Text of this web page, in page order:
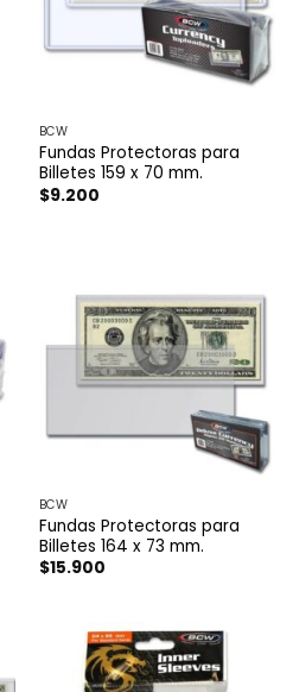
BCW
Fundas Protectoras para
Billetes 159 x 70 mm.
$9.200
BCW
Fundas Protectoras para
Billetes 164 x 73 mm.
$15.900